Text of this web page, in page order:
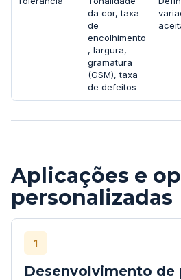
da cor, taxa
de
encolhimento
, largura,
gramatura
(GSM), taxa
de defeitos
Aplicações e
personalizadas
1
Desenvolvimento de